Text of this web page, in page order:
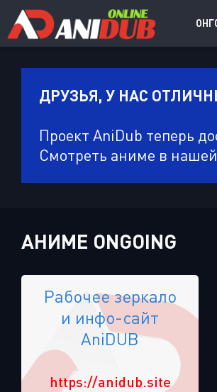
ДРУЗЬЯ, У НАС
Проект AniDub теперь
Смотреть аниме в
АНИМЕ ONGOING
Рабочее зеркало
и инфо-сайт
AniDUB
https://anidub.site